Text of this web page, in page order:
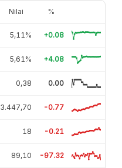
Nilai %
5,11% +0.08
5,61% +4.08
0,38 0.00
3.447,70 -0.77
18 -0.21
89,10 -97.32